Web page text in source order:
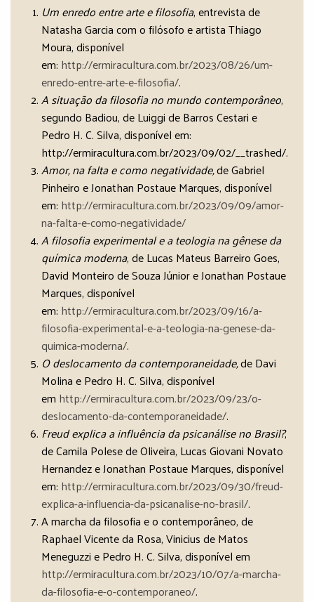
Um enredo entre arte e filosofia, entrevista de
Natasha Garcia com o filósofo e artista Thiago
Moura, disponível
em: http://ermiracultura.com.br/2023/08/26/um-
enredo-entre-arte-e-filosofia/.
A situação da filosofia no mundo contemporâneo,
segundo Badiou, de Luiggi de Barros Cestari e
Pedro H. C. Silva, disponível em:
http://ermiracultura.com.br/2023/09/02/__trashed/.
Amor, na falta e como negatividade,de Gabriel
Pinheiro e Jonathan Postaue Marques, disponível
em: http://ermiracultura.com.br/2023/09/09/amor-
na-falta-e-como-negatividade/
A filosofia experimental e a teologia na gênese da
química moderna, de Lucas Mateus Barreiro Goes,
David Monteiro de Souza Júnior e Jonathan Postaue
Marques, disponível
em: http://ermiracultura.com.br/2023/09/16/a-
filosofia-experimental-e-a-teologia-na-genese-da-
quimica-moderna/.
O deslocamento da contemporaneidade,de Davi
Molina e Pedro H. C. Silva, disponível
em http://ermiracultura.com.br/2023/09/23/o-
deslocamento-da-contemporaneidade/.
Freud explica a influência da psicanálise no Brasil?,
de Camila Polese de Oliveira, Lucas Giovani Novato
Hernandez e Jonathan Postaue Marques, disponível
em: http://ermiracultura.com.br/2023/09/30/freud-
explica-a-influencia-da-psicanalise-no-brasil/.
A marcha da filosofia e o contemporâneo, de
Raphael Vicente da Rosa, Vinicius de Matos
Meneguzzi e Pedro H. C. Silva, disponível em
http://ermiracultura.com.br/2023/10/07/a-marcha-
da-filosofia-e-o-contemporaneo/.